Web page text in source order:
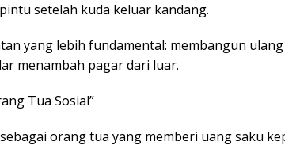
setelah kuda keluar kandang.
yang lebih fundamental: membangun
menambah pagar dari luar.
Tua Sosial”
orang tua yang memberi uang saku